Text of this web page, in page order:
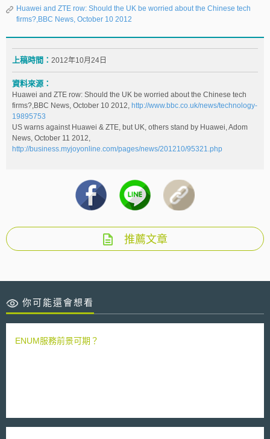
Huawei and ZTE row: Should the UK be worried about the Chinese tech
firms?,BBC News, October 10 2012
上稿時間： 2012年10月24日
資料來源：
Huawei and ZTE row: Should the UK be worried about the Chinese tech
firms?,BBC News, October 10 2012, http://www.bbc.co.uk/news/technology-
19895753
US warns against Huawei & ZTE, but UK, others stand by Huawei, Adom
News, October 11 2012,
http://business.myjoyonline.com/pages/news/201210/95321.php
推薦文章
你可能還會想看
ENUM服務前景可期？